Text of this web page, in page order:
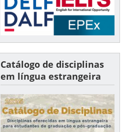
Catálogo de disciplinas
em língua estrangeira